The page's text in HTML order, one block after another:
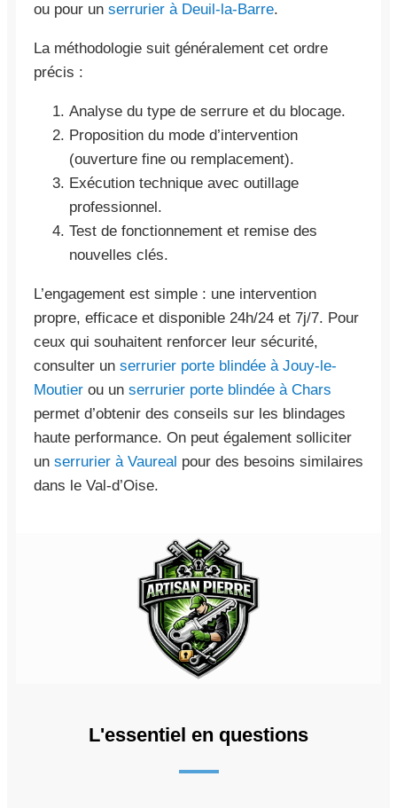
ou pour un serrurier à Deuil-la-Barre.
La méthodologie suit généralement cet ordre
précis :
Analyse du type de serrure et du blocage.
Proposition du mode d’intervention
(ouverture fine ou remplacement).
Exécution technique avec outillage
professionnel.
Test de fonctionnement et remise des
nouvelles clés.
L’engagement est simple : une intervention
propre, efficace et disponible 24h/24 et 7j/7. Pour
ceux qui souhaitent renforcer leur sécurité,
consulter un serrurier porte blindée à Jouy-le-
Moutier ou un serrurier porte blindée à Chars
permet d’obtenir des conseils sur les blindages
haute performance. On peut également solliciter
un serrurier à Vaureal pour des besoins similaires
dans le Val-d’Oise.
L'essentiel en questions